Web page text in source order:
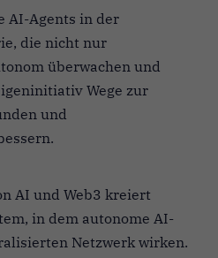
AI-Agents in der
die nicht nur
überwachen und
Wege zur
und
AI und Web3 kreiert
in dem autonome AI-
Netzwerk wirken.